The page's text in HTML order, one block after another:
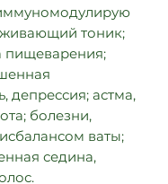
тоник;
пищеварения;
депрессия; астма,
болезни,
ваты;
седина,